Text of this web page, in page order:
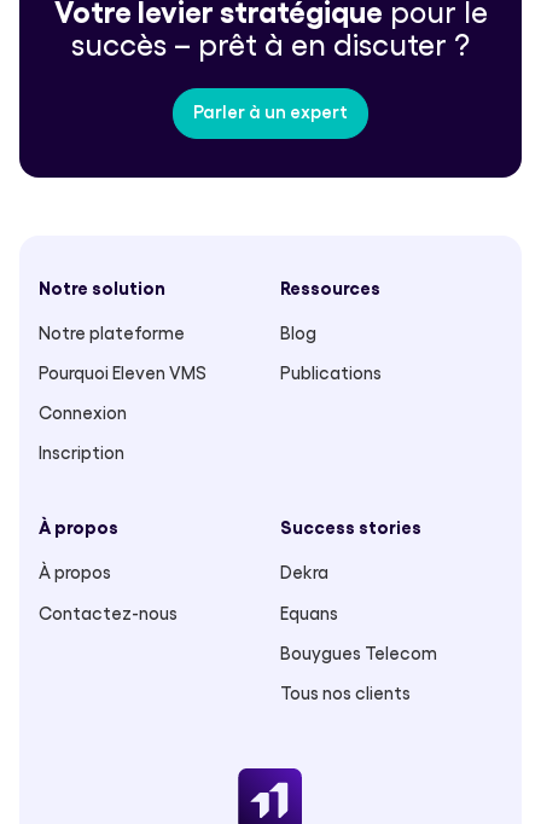
Votre levier stratégique pour le
succès – prêt à en discuter ?
Parler à un expert
Notre solution
Notre plateforme
Pourquoi Eleven VMS
Connexion
Inscription
Ressources
Blog
Publications
À propos
À propos
Contactez-nous
Success stories
Dekra
Equans
Bouygues Telecom
Tous nos clients